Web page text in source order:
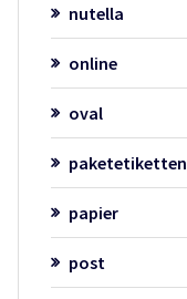
nutella
online
oval
paketetiketten
papier
post